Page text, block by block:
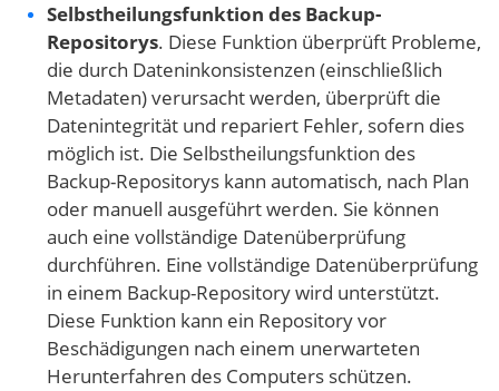
Selbstheilungsfunktion des Backup-
Repositorys. Diese Funktion überprüft Probleme,
die durch Dateninkonsistenzen (einschließlich
Metadaten) verursacht werden, überprüft die
Datenintegrität und repariert Fehler, sofern dies
möglich ist. Die Selbstheilungsfunktion des
Backup-Repositorys kann automatisch, nach Plan
oder manuell ausgeführt werden. Sie können
auch eine vollständige Datenüberprüfung
durchführen. Eine vollständige Datenüberprüfung
in einem Backup-Repository wird unterstützt.
Diese Funktion kann ein Repository vor
Beschädigungen nach einem unerwarteten
Herunterfahren des Computers schützen.